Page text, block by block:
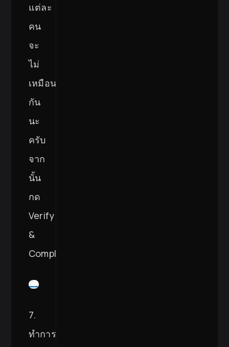
แต่ละ
คน
จะ
ไม่
เหมือน
กัน
นะ
ครับ
จาก
นั้น
กด
Verify
&
Complete
7.
ทำการ